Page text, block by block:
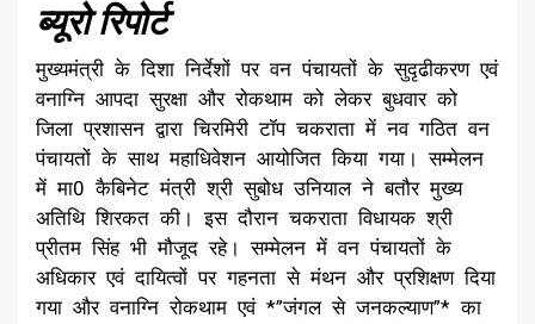
ब्यूरो रिपोर्ट
मुख्यमंत्री के दिशा निर्देशों पर वन पंचायतों के सुदृढीकरण एवं
वनाग्नि आपदा सुरक्षा और रोकथाम को लेकर बुधवार को
जिला प्रशासन द्वारा चिरमिरी टॉप चकराता में नव गठित वन
पंचायतों के साथ महाधिवेशन आयोजित किया गया। सम्मेलन
में मा0 कैबिनेट मंत्री श्री सुबोध उनियाल ने बतौर मुख्य
अतिथि शिरकत की। इस दौरान चकराता विधायक श्री
प्रीतम सिंह भी मौजूद रहे। सम्मेलन में वन पंचायतों के
अधिकार एवं दायित्वों पर गहनता से मंथन और प्रशिक्षण दिया
गया और वनाग्नि रोकथाम एवं *”जंगल से जनकल्याण”* का